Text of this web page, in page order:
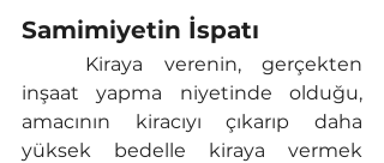
Samimiyetin İspatı
inşaat yapma niyetinde olduğu,
amacının kiracıyı çıkarıp daha
yüksek bedelle kiraya vermek